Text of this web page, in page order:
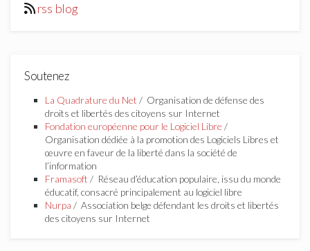
rss blog
Soutenez
La Quadrature du Net / Organisation de défense des
droits et libertés des citoyens sur Internet
Fondation européenne pour le Logiciel Libre /
Organisation dédiée à la promotion des Logiciels Libres et
œuvre en faveur de la liberté dans la société de
l’information
Framasoft / Réseau d’éducation populaire, issu du monde
éducatif, consacré principalement au logiciel libre
Nurpa / Association belge défendant les droits et libertés
des citoyens sur Internet